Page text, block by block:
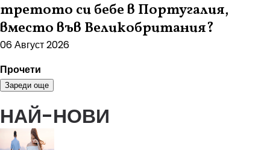
третото си бебе в Португалия,
вместо във Великобритания?
06 Август 2026
Прочети
Зареди още
НАЙ-НОВИ